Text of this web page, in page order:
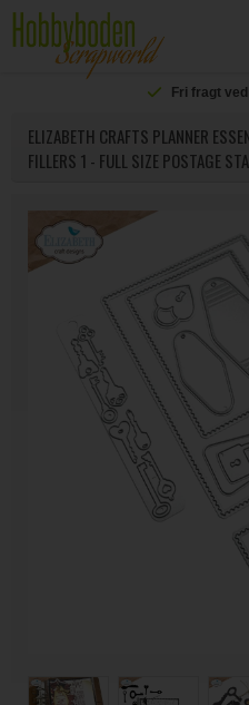
Fri fragt
ELIZABETH CRAFTS PLANNER
FILLERS 1 - FULL SIZE POSTAGE